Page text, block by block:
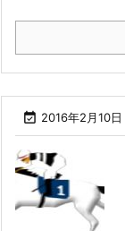
 2016年2月10日